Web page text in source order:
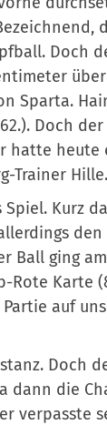
Doch
über
Sparta.
Doch
hatte heute
Trainer Hille.
Kurz
Ball ging
Karte
auf
Doch
dann die
verpasste